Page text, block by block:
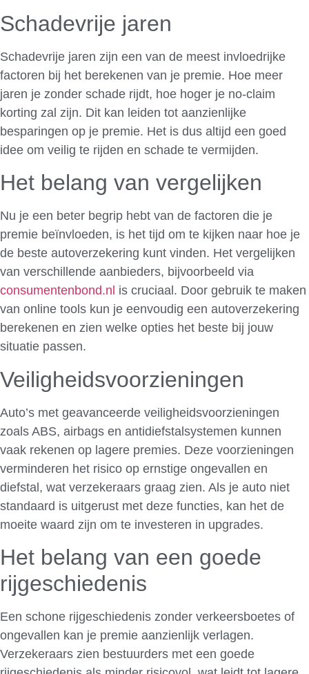
Schadevrije jaren
Schadevrije jaren zijn een van de meest invloedrijke
factoren bij het berekenen van je premie. Hoe meer
jaren je zonder schade rijdt, hoe hoger je no-claim
korting zal zijn. Dit kan leiden tot aanzienlijke
besparingen op je premie. Het is dus altijd een goed
idee om veilig te rijden en schade te vermijden.
Het belang van vergelijken
Nu je een beter begrip hebt van de factoren die je
premie beïnvloeden, is het tijd om te kijken naar hoe je
de beste autoverzekering kunt vinden. Het vergelijken
van verschillende aanbieders, bijvoorbeeld via
consumentenbond.nl is cruciaal. Door gebruik te maken
van online tools kun je eenvoudig een autoverzekering
berekenen en zien welke opties het beste bij jouw
situatie passen.
Veiligheidsvoorzieningen
Auto’s met geavanceerde veiligheidsvoorzieningen
zoals ABS, airbags en antidiefstalsystemen kunnen
vaak rekenen op lagere premies. Deze voorzieningen
verminderen het risico op ernstige ongevallen en
diefstal, wat verzekeraars graag zien. Als je auto niet
standaard is uitgerust met deze functies, kan het de
moeite waard zijn om te investeren in upgrades.
Het belang van een goede
rijgeschiedenis
Een schone rijgeschiedenis zonder verkeersboetes of
ongevallen kan je premie aanzienlijk verlagen.
Verzekeraars zien bestuurders met een goede